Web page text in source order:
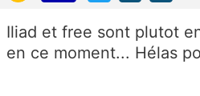
Iliad et free sont plutot
en ce moment... Hélas